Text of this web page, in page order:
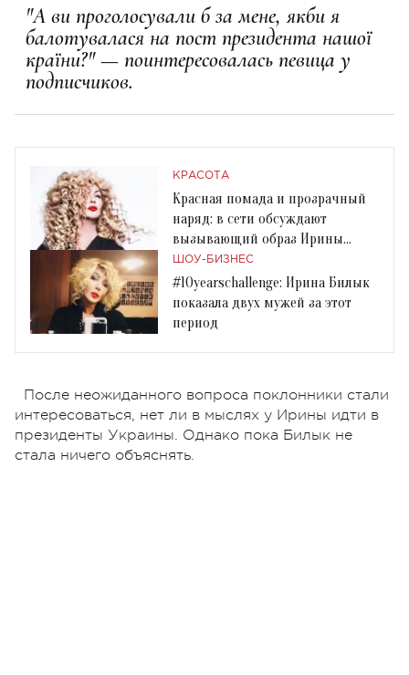
"А ви проголосували б за мене, якби я
балотувалася на пост президента нашоï
краïни?" — поинтересовалась певица у
подписчиков.
КРАСОТА
Красная помада и прозрачный
наряд: в сети обсуждают
вызывающий образ Ирины
Билык
ШОУ-БИЗНЕС
#10yearschallenge: Ирина Билык
показала двух мужей за этот
период
После неожиданного вопроса поклонники стали
интересоваться, нет ли в мыслях у Ирины идти в
президенты Украины. Однако пока Билык не
стала ничего объяснять.